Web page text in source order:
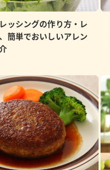
ッシングの作り方・レ
簡単でおいしいアレン